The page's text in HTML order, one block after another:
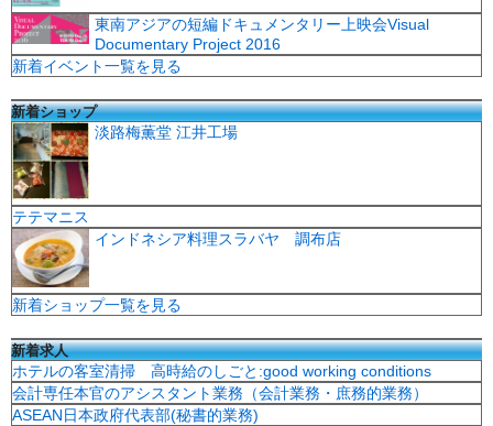
東南アジアの短編ドキュメンタリー上映会Visual
Documentary Project 2016
新着イベント一覧を見る
新着ショップ
淡路梅薫堂 江井工場
テテマニス
インドネシア料理スラバヤ 調布店
新着ショップ一覧を見る
新着求人
ホテルの客室清掃 高時給のしごと:good working conditions
会計専任本官のアシスタント業務（会計業務・庶務的業務）
ASEAN日本政府代表部(秘書的業務)